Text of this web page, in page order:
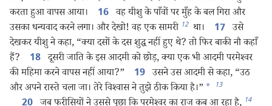
करता हुआ वापस आया।
16 वह यीशु के पाँवों पर मुँह के बल गिरा और
उसका धन्यवाद करने लगा। और देखो! वह एक सामरी 12 था। 17 उसे
देखकर यीशु ने कहा, “क्या दसों के दस शुद्ध नहीं हुए थे? तो फिर बाकी नौ कहाँ
हैं?
18 दूसरी जाति के इस आदमी को छोड़, क्या एक भी आदमी परमेश्‍वर
की महिमा करने वापस नहीं आया?”
19 उसने उस आदमी से कहा, “उठ
और अपने रास्ते चला जा। तेरे विश्‍वास ने तुझे ठीक किया है।” * 13
20 14